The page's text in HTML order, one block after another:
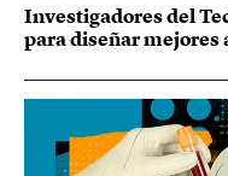
Investigadores del
para diseñar mejores